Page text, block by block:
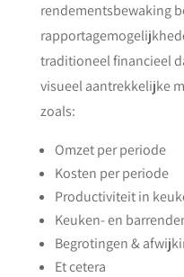
rendementsbewaking
traditioneel financieel
visueel aantrekkelijke
zoals:
Omzet per periode
Kosten per periode
Productiviteit in
Keuken- en
Begrotingen &
Et cetera